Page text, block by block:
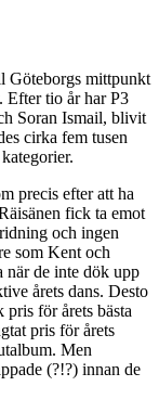
Göteborgs mittpunkt
Efter tio år har P3
Soran Ismail, blivit
cirka fem tusen
precis efter att ha
fick ta emot
och ingen
som Kent och
när de inte dök upp
årets dans. Desto
pris för årets bästa
pris för årets
Men
(?!?) innan de